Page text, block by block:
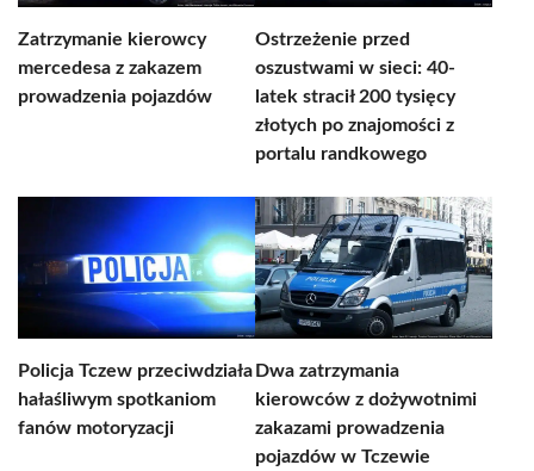
Zatrzymanie kierowcy
mercedesa z zakazem
prowadzenia pojazdów
Ostrzeżenie przed
oszustwami w sieci: 40-
latek stracił 200 tysięcy
złotych po znajomości z
portalu randkowego
Policja Tczew przeciwdziała
hałaśliwym spotkaniom
fanów motoryzacji
Dwa zatrzymania
kierowców z dożywotnimi
zakazami prowadzenia
pojazdów w Tczewie